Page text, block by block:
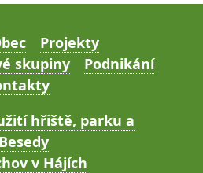
Projekty
skupiny
Podnikání
hřiště, parku a
Besedy
v Hájích